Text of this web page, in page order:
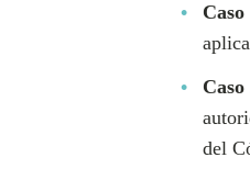
Caso
Caso
del